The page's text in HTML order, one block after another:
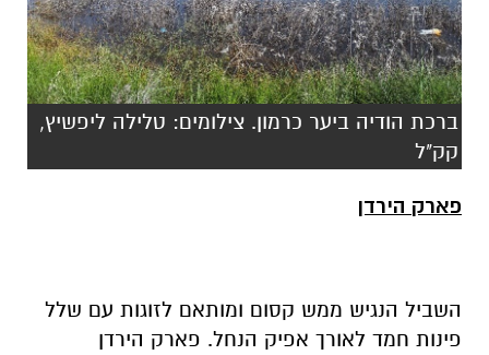
ברכת הודיה ביער כרמון. צילומים: טלילה ליפשיץ,
קק"ל
פארק הירדן
השביל הנגיש ממש קסום ומותאם לזוגות עם שלל
פינות חמד לאורך אפיק הנחל. פארק הירדן